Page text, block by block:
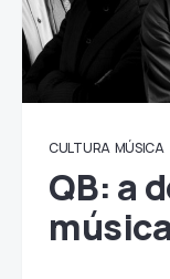
CULTURA MÚSICA
QB: a